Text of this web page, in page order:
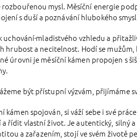
mysl. Měsíční energie
s duší a poznávání hlubokého
uchovánímladistvého vzhledu a
a necitelnost. Hodí se
úrovni je měsíční kámen propojen s
být přístupní výzvám, přijímáme
spojován, si váží sebe i své
vlastní život. Je autentický, silný
a zařazením, stojí ve svém životě